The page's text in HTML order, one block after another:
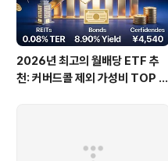
2026년 최고의 월배당 ETF 추
천: 커버드콜 제외 가성비 TOP 3